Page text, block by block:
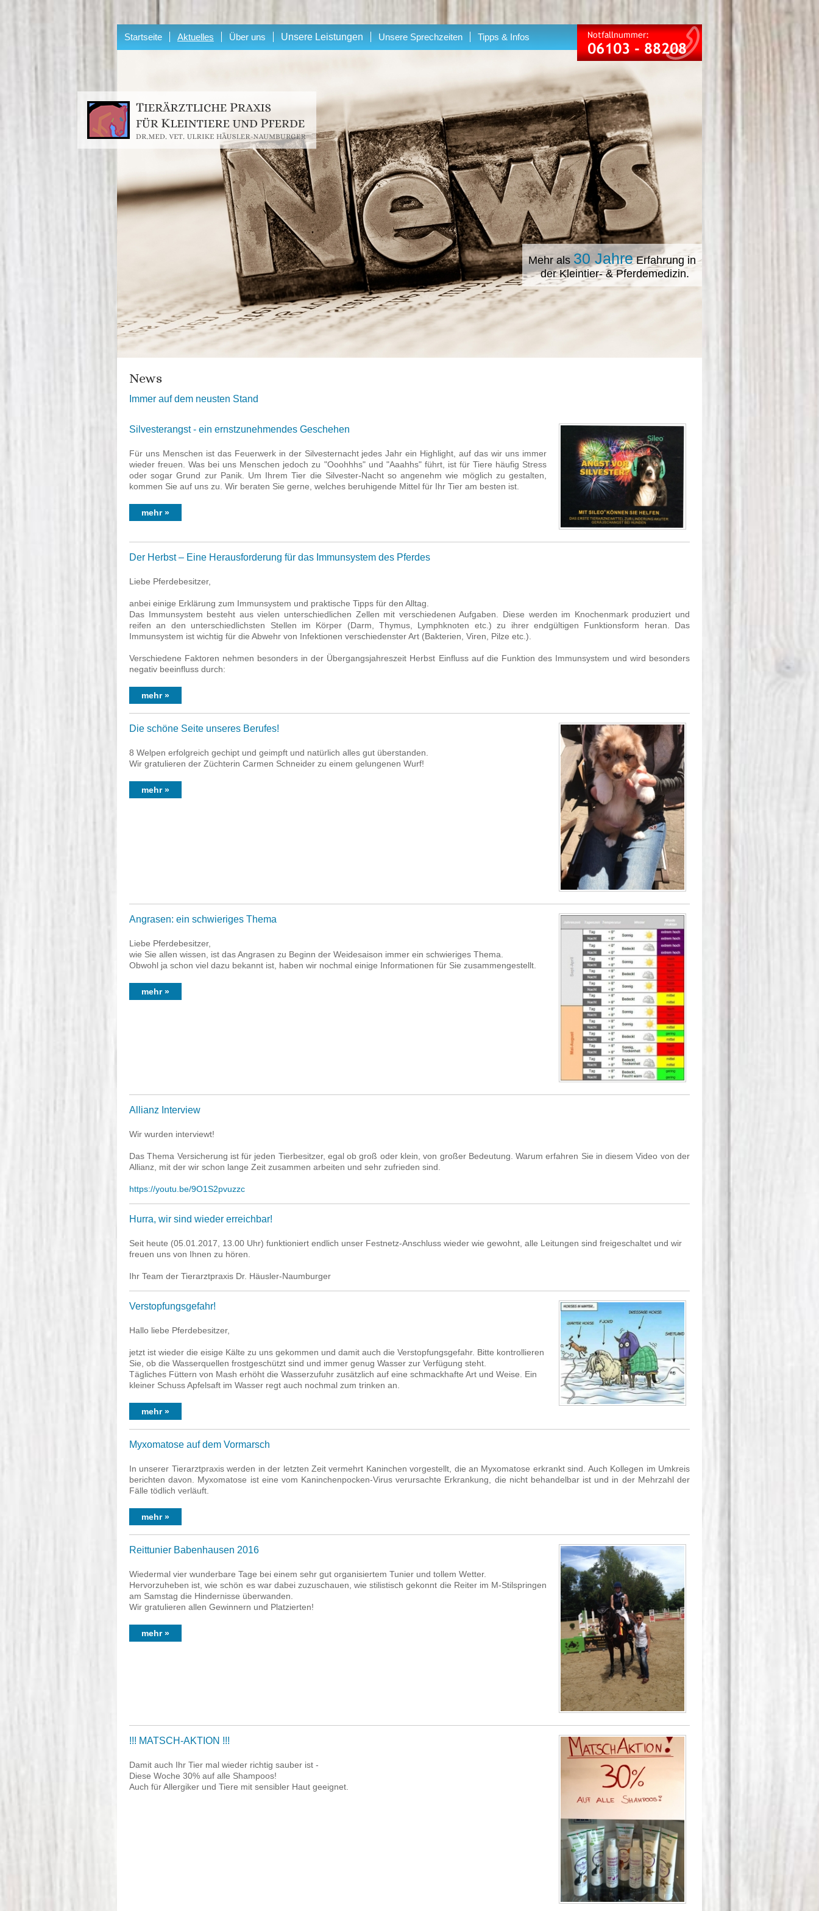
Startseite Aktuelles Über uns Unsere Leistungen Unsere Sprechzeiten Tipps & Infos
Mehr als 30 JahreErfahrung in
der Kleintier- & Pferdemedizin.
News
Immer auf dem neusten Stand
Silvesterangst - ein ernstzunehmendes Geschehen
Für uns Menschen ist das Feuerwerk in der Silvesternacht jedes Jahr ein Highlight, auf das wir uns immer
wieder freuen. Was bei uns Menschen jedoch zu "Ooohhhs" und "Aaahhs" führt, ist für Tiere häufig Stress
oder sogar Grund zur Panik. Um Ihrem Tier die Silvester-Nacht so angenehm wie möglich zu gestalten,
kommen Sie auf uns zu. Wir beraten Sie gerne, welches beruhigende Mittel für Ihr Tier am besten ist.
mehr »
Der Herbst – Eine Herausforderung für das Immunsystem des Pferdes
Liebe Pferdebesitzer,
anbei einige Erklärung zum Immunsystem und praktische Tipps für den Alltag.
Das Immunsystem besteht aus vielen unterschiedlichen Zellen mit verschiedenen Aufgaben. Diese werden im Knochenmark produziert und
reifen an den unterschiedlichsten Stellen im Körper (Darm, Thymus, Lymphknoten etc.) zu ihrer endgültigen Funktionsform heran. Das
Immunsystem ist wichtig für die Abwehr von Infektionen verschiedenster Art (Bakterien, Viren, Pilze etc.).
Verschiedene Faktoren nehmen besonders in der Übergangsjahreszeit Herbst Einfluss auf die Funktion des Immunsystem und wird besonders
negativ beeinfluss durch:
mehr »
Die schöne Seite unseres Berufes!
8 Welpen erfolgreich gechipt und geimpft und natürlich alles gut überstanden.
Wir gratulieren der Züchterin Carmen Schneider zu einem gelungenen Wurf!
mehr »
Angrasen: ein schwieriges Thema
Liebe Pferdebesitzer,
wie Sie allen wissen, ist das Angrasen zu Beginn der Weidesaison immer ein schwieriges Thema.
Obwohl ja schon viel dazu bekannt ist, haben wir nochmal einige Informationen für Sie zusammengestellt.
mehr »
Allianz Interview
Wir wurden interviewt!
Das Thema Versicherung ist für jeden Tierbesitzer, egal ob groß oder klein, von großer Bedeutung. Warum erfahren Sie in diesem Video von der
Allianz, mit der wir schon lange Zeit zusammen arbeiten und sehr zufrieden sind.
https://youtu.be/9O1S2pvuzzc
Hurra, wir sind wieder erreichbar!
Seit heute (05.01.2017, 13.00 Uhr) funktioniert endlich unser Festnetz-Anschluss wieder wie gewohnt, alle Leitungen sind freigeschaltet und wir
freuen uns von Ihnen zu hören.
Ihr Team der Tierarztpraxis Dr. Häusler-Naumburger
Verstopfungsgefahr!
Hallo liebe Pferdebesitzer,
jetzt ist wieder die eisige Kälte zu uns gekommen und damit auch die Verstopfungsgefahr. Bitte kontrollieren
Sie, ob die Wasserquellen frostgeschützt sind und immer genug Wasser zur Verfügung steht.
Tägliches Füttern von Mash erhöht die Wasserzufuhr zusätzlich auf eine schmackhafte Art und Weise. Ein
kleiner Schuss Apfelsaft im Wasser regt auch nochmal zum trinken an.
mehr »
Myxomatose auf dem Vormarsch
In unserer Tierarztpraxis werden in der letzten Zeit vermehrt Kaninchen vorgestellt, die an Myxomatose erkrankt sind. Auch Kollegen im Umkreis
berichten davon. Myxomatose ist eine vom Kaninchenpocken-Virus verursachte Erkrankung, die nicht behandelbar ist und in der Mehrzahl der
Fälle tödlich verläuft.
mehr »
Reittunier Babenhausen 2016
Wiedermal vier wunderbare Tage bei einem sehr gut organisiertem Tunier und tollem Wetter.
Hervorzuheben ist, wie schön es war dabei zuzuschauen, wie stilistisch gekonnt die Reiter im M-Stilspringen
am Samstag die Hindernisse überwanden.
Wir gratulieren allen Gewinnern und Platzierten!
mehr »
!!! MATSCH-AKTION !!!
Damit auch Ihr Tier mal wieder richtig sauber ist -
Diese Woche 30% auf alle Shampoos!
Auch für Allergiker und Tiere mit sensibler Haut geeignet.